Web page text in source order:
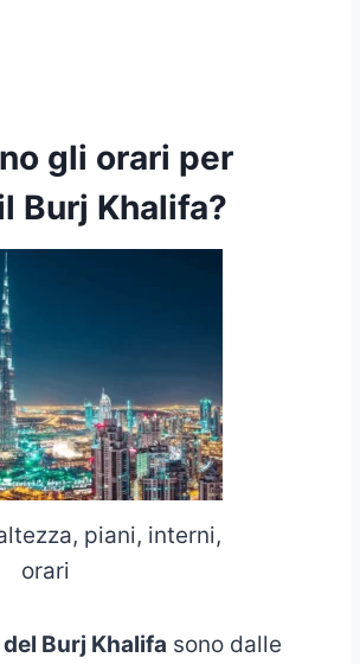
gli orari per
Burj Khalifa?
piani, interni,
orari
Burj Khalifa sono dalle